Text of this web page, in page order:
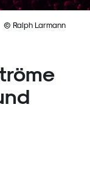
© Ralph Larmann